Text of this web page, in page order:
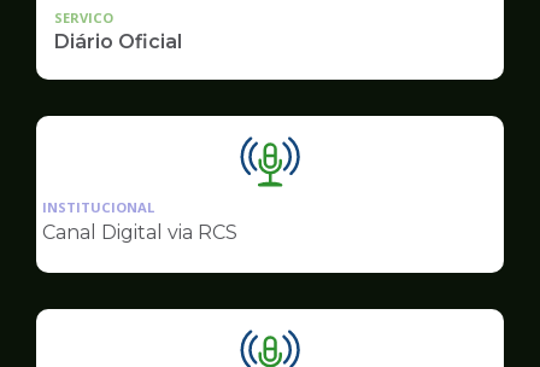
SERVICO
Diário Oficial
Ilustração
Comunicação
INSTITUCIONAL
Canal Digital via RCS